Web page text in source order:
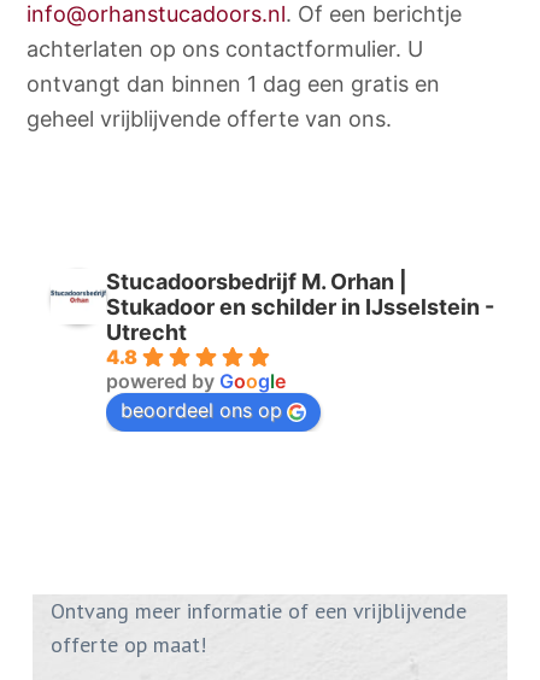
info@orhanstucadoors.nl. Of een berichtje
achterlaten op ons contactformulier. U
ontvangt dan binnen 1 dag een gratis en
geheel vrijblijvende offerte van ons.
Stucadoorsbedrijf M. Orhan |
Stukadoor en schilder in IJsselstein -
Utrecht
4.8
powered by Google
beoordeel ons op
Ontvang meer informatie of een vrijblijvende
offerte op maat!